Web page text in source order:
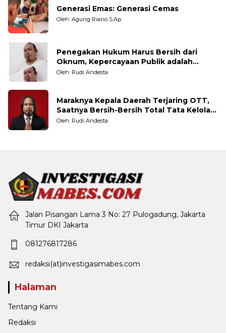
Generasi Emas: Generasi Cemas
Oleh: Agung Riano S.Ap
Penegakan Hukum Harus Bersih dari
Oknum, Kepercayaan Publik adalah
Taruhannya
Oleh: Rudi Andesta
Maraknya Kepala Daerah Terjaring OTT,
Saatnya Bersih-Bersih Total Tata Kelola
Pemerintahan
Oleh: Rudi Andesta
Jalan Pisangan Lama 3 No: 27 Pulogadung, Jakarta
Timur DKI Jakarta
081276817286
redaksi(at)investigasimabes.com
Halaman
Tentang Kami
Redaksi